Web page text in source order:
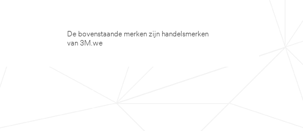
De bovenstaande merken zijn handelsmerken
van 3M.we